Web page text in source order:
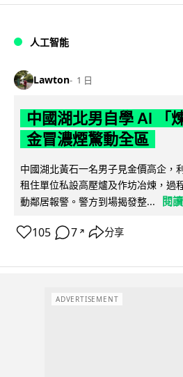
人工智能
Lawton 1 日
中國湖北男自學 AI 「
金冒濃煙驚動全區
中國湖北黃石一名男子見金價高企，
租住單位私設高壓爐及作坊冶煉，過
動鄰居報警。警方到場揭發整...
閱
105 7 ↗ 分享
ADVERTISEMENT